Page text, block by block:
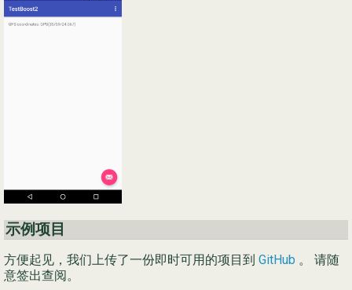
示例项目
方便起见，我们上传了一份即时可用的项目到 GitHub 。 请随
意签出查阅。